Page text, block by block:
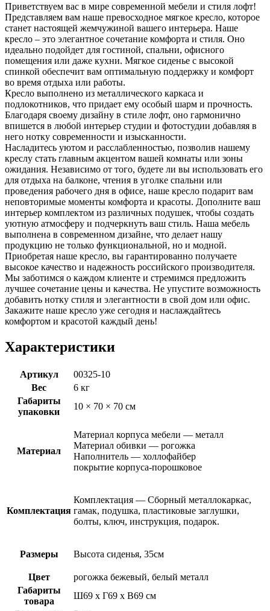
металл
Приветствуем вас в мире современной мебели и стиля лофт!
Представляем вам наше превосходное мягкое кресло, которое
станет настоящей жемчужиной вашего интерьера. Наше
кресло – это элегантное сочетание комфорта и стиля. Оно
идеально подойдет для гостиной, спальни, офисного
помещения или даже кухни. Мягкое сиденье с высокой
спинкой обеспечит вам оптимальную поддержку и комфорт
во время отдыха или работы.
Кресло выполнено из металлического каркаса и
подлокотников, что придает ему особый шарм и прочность.
Благодаря своему дизайну в стиле лофт, оно гармонично
впишется в любой интерьер студии и фотостудии добавляя в
него нотку современности и изысканности.
Насладитесь уютом и расслабленностью, позволив нашему
креслу стать главным акцентом вашей комнаты или зоны
ожидания. Независимо от того, будете ли вы использовать его
для отдыха на балконе, чтения в уголке спальни или
проведения рабочего дня в офисе, наше кресло подарит вам
неповторимые моменты комфорта и красоты. Дополните ваш
интерьер комплектом из различных подушек, чтобы создать
уютную атмосферу и подчеркнуть ваш стиль. Наша мебель
выполнена в современном дизайне, что делает нашу
продукцию не только функциональной, но и модной.
Приобретая наше кресло, вы гарантированно получаете
высокое качество и надежность российского производителя.
Мы заботимся о каждом клиенте и стремимся предложить
лучшее сочетание цены и качества. Не упустите возможность
добавить нотку стиля и элегантности в свой дом или офис.
Закажите наше кресло уже сегодня и наслаждайтесь
комфортом и красотой каждый день!
Характеристики
Артикул
00325-10
Вес
6 кг
Габариты
упаковки
10 × 70 × 70 см
Материал
Материал корпуса мебели — металл
Материал обивки — рогожка
Наполнитель — холлофайбер
покрытие корпуса-порошковое
Комплектация
Комплектация — Сборный металлокаркас,
гамак, подушка, пластиковые заглушки,
болты, ключ, инструкция, подарок.
Размеры Высота сиденья, 35см
Цвет
рогожка бежевый, белый металл
Габариты
товара
Ш69 х Г69 х В69 см